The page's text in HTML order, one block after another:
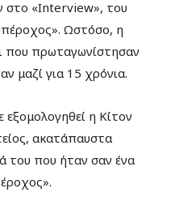
στο «Interview», του
Ωστόσο, η
που πρωταγωνίστησαν
μαζί για 15 χρόνια.
η Κίτον
ακατάπαυστα
του που ήταν σαν ένα